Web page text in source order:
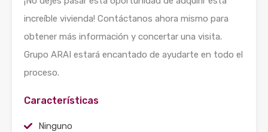
increíble vivienda! Contáctanos ahora mismo para
obtener más información y concertar una visita.
Grupo ARAI estará encantado de ayudarte en todo el
proceso.
Características
Ninguno